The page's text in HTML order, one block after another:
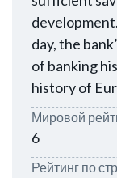
day, the
of banking
history of
Мировой
6
Рейтинг по